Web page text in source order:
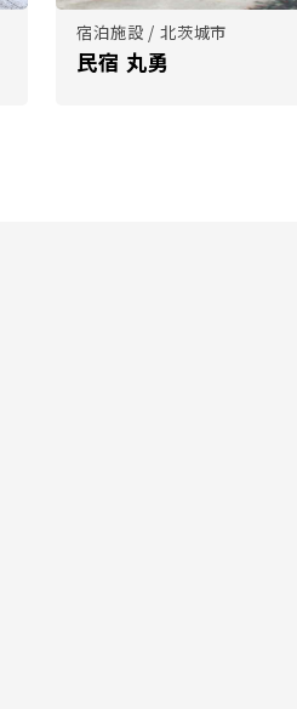
宿泊施設 / 北茨城市
民宿 丸勇